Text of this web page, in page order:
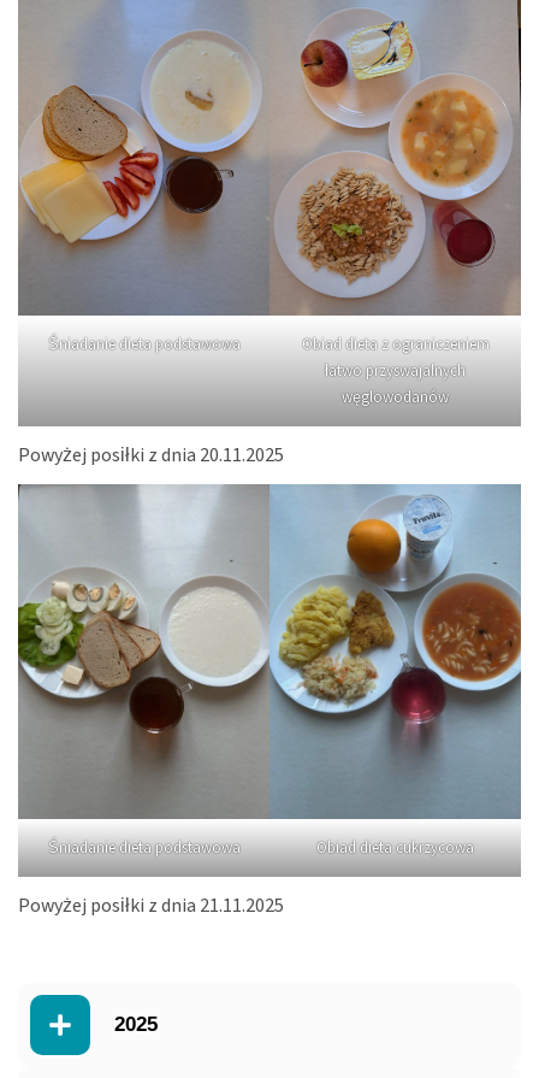
Śniadanie dieta podstawowa
Obiad dieta z ograniczeniem
łatwo przyswajalnych
węglowodanów
Powyżej posiłki z dnia 20.11.2025
Śniadanie dieta podstawowa Obiad dieta cukrzycowa
Powyżej posiłki z dnia 21.11.2025
2025